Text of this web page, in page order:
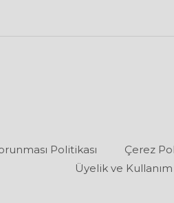
Politikası Çerez
Üyelik ve